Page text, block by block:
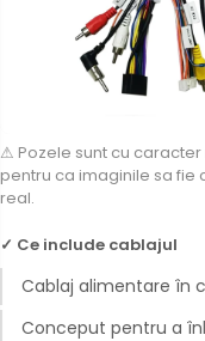
Camere Fiat
Camere Peugeot
Conectică Audi
⚠ Pozele sunt cu
pentru ca imaginile sa
real.
✓ Ce include cablajul
Cablaj alimentare în
Conceput pentru a